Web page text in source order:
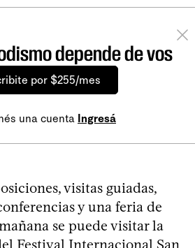
depende de vos
por $255/mes
una cuenta Ingresá
visitas guiadas,
y una feria de
se puede visitar la
Festival Internacional San